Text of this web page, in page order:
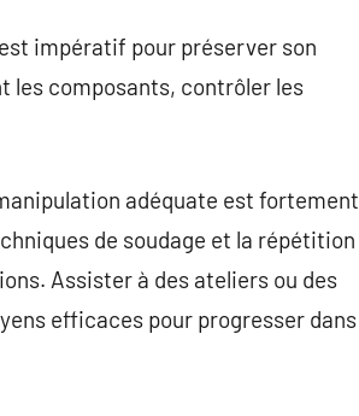
impératif pour préserver son
les composants, contrôler les
adéquate est fortement
de soudage et la répétition
Assister à des ateliers ou des
efficaces pour progresser dans